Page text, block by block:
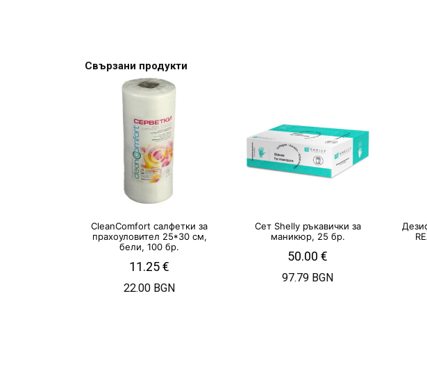
Свързани продукти
CleanComfort салфетки за
прахоуловител 25*30 см,
бели, 100 бр.
11.25€
22.00 BGN
Сет Shelly ръкавички за
маникюр, 25 бр.
50.00€
97.79 BGN